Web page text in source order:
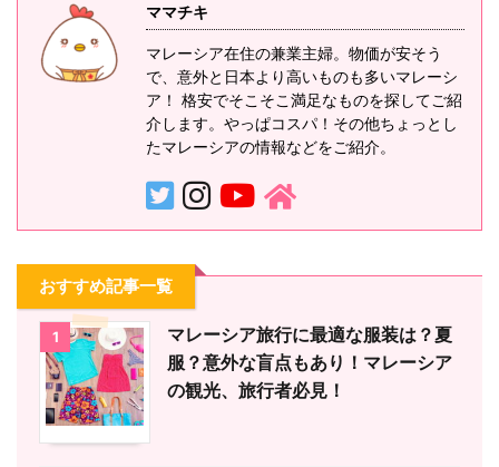
ママチキ
マレーシア在住の兼業主婦。物価が安そう
で、意外と日本より高いものも多いマレーシ
ア！ 格安でそこそこ満足なものを探してご紹
介します。やっぱコスパ！その他ちょっとし
たマレーシアの情報などをご紹介。
おすすめ記事一覧
1
マレーシア旅行に最適な服装は？夏
服？意外な盲点もあり！マレーシア
の観光、旅行者必見！